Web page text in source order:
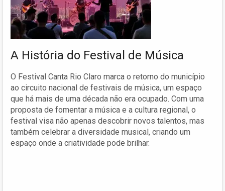
A História do Festival de Música
O Festival Canta Rio Claro marca o retorno do município
ao circuito nacional de festivais de música, um espaço
que há mais de uma década não era ocupado. Com uma
proposta de fomentar a música e a cultura regional, o
festival visa não apenas descobrir novos talentos, mas
também celebrar a diversidade musical, criando um
espaço onde a criatividade pode brilhar.